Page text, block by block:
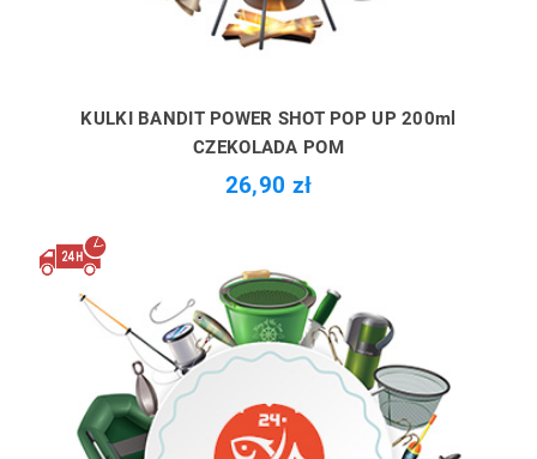
KULKI BANDIT POWER SHOT POP UP 200ml
CZEKOLADA POM
26,90 zł